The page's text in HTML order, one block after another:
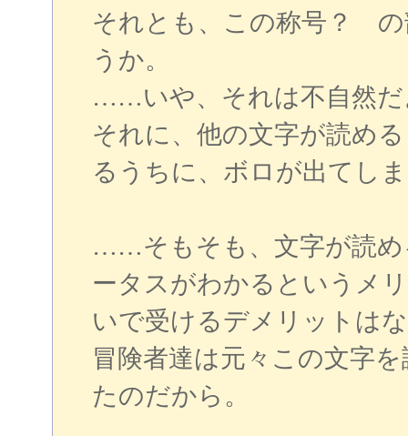
それとも、この称号？
うか。
……いや、それは不自然だ
それに、他の文字が読め
るうちに、ボロが出てし
……そもそも、文字が読め
ータスがわかるというメ
いで受けるデメリットは
冒険者達は元々この文字
たのだから。